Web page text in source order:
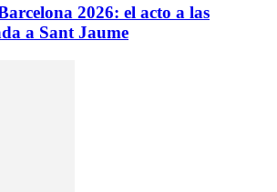
2026: el acto a las
a Sant Jaume